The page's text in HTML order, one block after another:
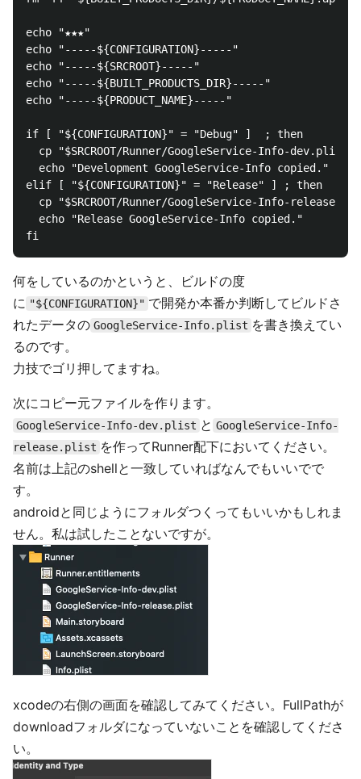
echo "★★★"
echo "-----${CONFIGURATION}-----"
echo "-----${SRCROOT}-----"
echo "-----${BUILT_PRODUCTS_DIR}-----"
echo "-----${PRODUCT_NAME}-----"
if [ "${CONFIGURATION}" = "Debug" ]  ; then
cp "$SRCROOT/Runner/GoogleService-Info-
  echo "Development GoogleService-Info copied."
elif [ "${CONFIGURATION}" = "Release" ] ; then
cp "$SRCROOT/Runner/GoogleService-Info-
  echo "Release GoogleService-Info copied."
何をしているのかというと、ビルドの度
に "${CONFIGURATION}" で開発か本番か判断してビルドさ
れたデータの GoogleService-Info.plist を書き換えてい
るのです。
力技でゴリ押してますね。
次にコピー元ファイルを作ります。
GoogleService-Info-dev.plist と GoogleService-Info-
release.plist を作ってRunner配下においてください。
名前は上記のshellと一致していればなんでもいいでで
す。
androidと同じようにフォルダつくってもいいかもしれま
せん。私は試したことないですが。
xcodeの右側の画面を確認してみてください。FullPathが
downloadフォルダになっていないことを確認してくださ
い。